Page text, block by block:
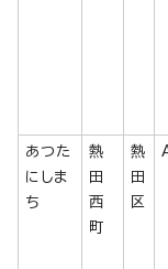
あつた
にしま
ち
熱
田
西
町
熱
田
区